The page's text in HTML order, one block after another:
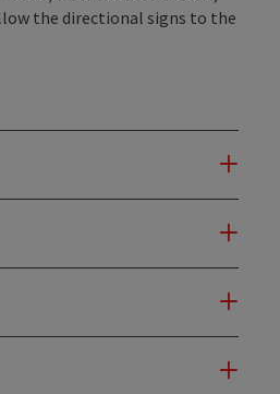
the directional signs to the